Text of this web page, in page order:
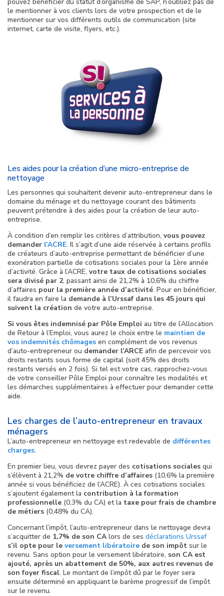
le mentionner à vos clients lors de votre prospection et de le
mentionner sur vos différents outils de communication (site
internet, carte de visite, flyers, etc.).
Les aides pour la création d’une micro-entreprise de
nettoyage
Les personnes qui souhaitent devenir auto-entrepreneur dans le
domaine du ménage et du nettoyage courant des bâtiments
peuvent prétendre à des aides pour la création de leur auto-
entreprise.
À condition d’en remplir les critères d’attribution, vous pouvez
demander l’ACRE. Il s’agit d’une aide réservée à certains profils
de créateurs d’auto-entreprise permettant de bénéficier d’une
exonération partielle de cotisations sociales pour la 1ère année
d’activité. Grâce à l’ACRE, votre taux de cotisations sociales
sera divisé par 2, passant ainsi de 21,2% à 10,6% du chiffre
d’affaires pour la première année d’activité. Pour en bénéficier,
il faudra en faire la demande à l’Urssaf dans les 45 jours qui
suivent la création de votre auto-entreprise.
Si vous êtes indemnisé par Pôle Emploi au titre de l’Allocation
de Retour à l’Emploi, vous aurez le choix entre le maintien de
vos indemnités chômages en complément de vos revenus
d’auto-entrepreneur ou demander l’ARCE afin de percevoir vos
droits restants sous forme de capital (soit 45% des droits
restants versés en 2 fois). Si tel est votre cas, rapprochez-vous
de votre conseiller Pôle Emploi pour connaître les modalités et
les démarches supplémentaires à effectuer pour demander cette
aide.
Les charges de l’auto-entrepreneur en travaux
ménagers
L’auto-entrepreneur en nettoyage est redevable de différentes
charges.
En premier lieu, vous devrez payer des cotisations sociales qui
s’élèvent à 21,2% de votre chiffre d’affaires (10,6% la première
année si vous bénéficiez de l’ACRE). À ces cotisations sociales
s’ajoutent également la contribution à la formation
professionnelle (0,3% du CA) et la taxe pour frais de chambre
de métiers (0,48% du CA).
Concernant l’impôt, l’auto-entrepreneur dans le nettoyage devra
s’acquitter de 1,7% de son CAlors de ses déclarations Urssaf
s’il opte pour le versement libératoire de son impôt sur le
revenu. Sans option pour le versement libératoire, son CA est
ajouté, après un abattement de 50%, aux autres revenus de
son foyer fiscal. Le montant de l’impôt dû par le foyer sera
ensuite déterminé en appliquant le barème progressif de l’impôt
sur le revenu.